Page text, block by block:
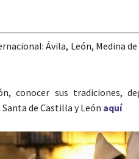
Ávila, León, Medina de
conocer sus tradiciones,
de Castilla y León aquí